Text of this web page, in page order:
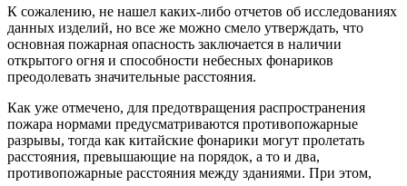
К сожалению, не нашел каких-либо отчетов об исследованиях
данных изделий, но все же можно смело утверждать, что
основная пожарная опасность заключается в наличии
открытого огня и способности небесных фонариков
преодолевать значительные расстояния.
Как уже отмечено, для предотвращения распространения
пожара нормами предусматриваются противопожарные
разрывы, тогда как китайские фонарики могут пролетать
расстояния, превышающие на порядок, а то и два,
противопожарные расстояния между зданиями. При этом,